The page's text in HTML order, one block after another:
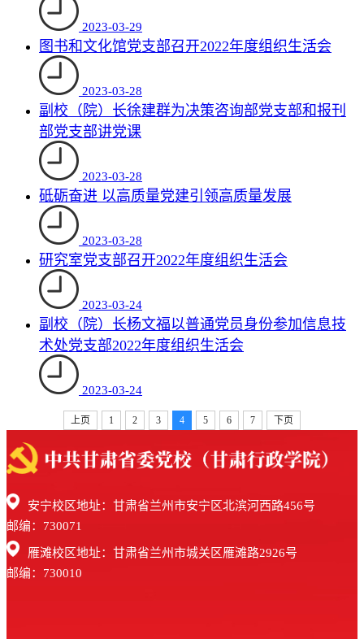
2023-03-29
图书和文化馆党支部召开2022年度组织生活会
2023-03-28
副校（院）长徐建群为决策咨询部党支部和报刊
部党支部讲党课
2023-03-28
砥砺奋进 以高质量党建引领高质量发展
2023-03-28
研究室党支部召开2022年度组织生活会
2023-03-24
副校（院）长杨文福以普通党员身份参加信息技
术处党支部2022年度组织生活会
2023-03-24
上页 1 2 3 4 5 6 7 下页
安宁校区地址：甘肃省兰州市安宁区北滨河西路456号
邮编：730071
雁滩校区地址：甘肃省兰州市城关区雁滩路2926号
邮编：730010